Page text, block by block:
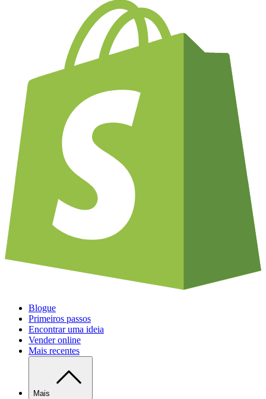
Blogue
Primeiros passos
Encontrar uma ideia
Vender online
Mais recentes
Mais